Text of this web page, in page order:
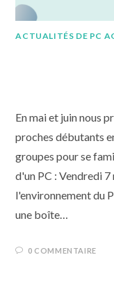
ACTUALITÉS DE PC
En mai et juin nous
proches débutants
groupes pour se
d'un PC : Vendredi
l'environnement du
une boîte…
0 COMMENTAIRE